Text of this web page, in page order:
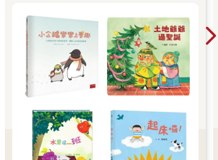
不同的類型，但每一種都包含三個階段—訓練階段、預測階段、
測試階段。
訓練機器學習，通常需要大量的人工標註工作，一開始會耗費許
多時間。（許多公司在宣傳自家的AI 軟體時，通常不會提到這件
電腦可以快速的處理數千張圖片的資訊，但這需要強大的運算能
力才做得到。這種類型的機器學習稱為監督式學習。在訓練過程
中，機器需要人類幫忙標註大量的資料，才能學會判斷。
必須自行找出其中的規律，把相似的資料歸類，而不是由人類來
告訴它要尋找什麼特徵。
這種機器學習的方式稱為非監督式學習，好處是不要花時間去標
註大量的資料。此外，電腦往往比人類更能從大量資料中發現難
以察覺的、細微的規律。
孩子一起迎接成長的過程！真是太好了！ 🎉金石
堂開學季！爸媽好輕鬆教你一站購足！文具、書
包、書套參展品全面5折起！👉文具滿777送80
元電子禮券 👉全站商品滿1200回饋4%金幣